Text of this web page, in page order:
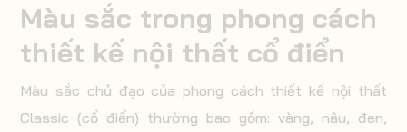
Màu sắc trong phong cách
thiết kế nội thất cổ điển
Màu sắc chủ đạo của phong cách thiết kế nội thất
Classic (cổ điển) thường bao gồm: vàng, nâu, đen,